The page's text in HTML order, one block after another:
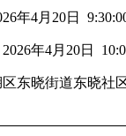
年4月20日 9:30:00
年4月20日
东晓街道东晓社